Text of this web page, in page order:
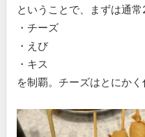
ということで、まずは通
・チーズ
・えび
・キス
を制覇。チーズはとにか